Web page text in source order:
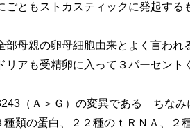
ごともストカスティックに発起する
部母親の卵母細胞由来とよく言われ
リアも受精卵に入って３パーセント
（Ａ＞Ｇ）の変異である ちなみ
類の蛋白、２２種のｔＲＮＡ、２